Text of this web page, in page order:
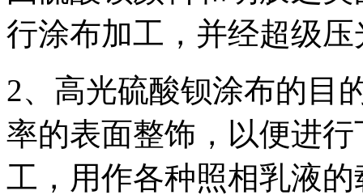
行涂布加工，并经超级
2、高光硫酸钡涂布的目
率的表面整饰，以便进
工，用作各种照相乳液